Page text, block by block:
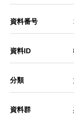
資料番号
資料ID
分類
資料群